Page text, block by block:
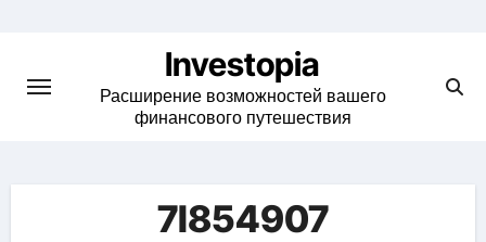
content
Investopia
Расширение возможностей вашего
финансового путешествия
7I854907